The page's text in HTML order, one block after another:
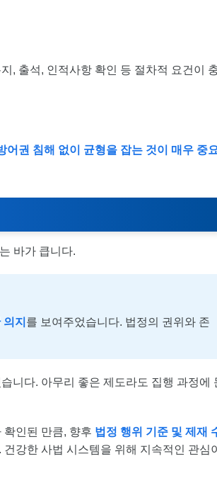
, 출석, 인적사항 확인 등 절차적 요건이
어권 침해 없이 균형을 잡는 것이 매우 중
바가 큽니다.
지 를 보여주었습니다. 법정의 권위와 존
니다. 아무리 좋은 제도라도 집행 과정에
인된 만큼, 향후 법정 행위 기준 및 제재
강한 사법 시스템을 위해 지속적인 관심